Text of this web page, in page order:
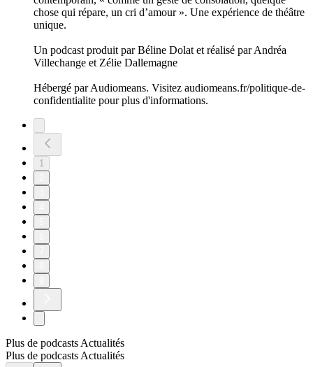
chose qui répare, un cri d’amour ». Une expérience de théâtre
unique.
Un podcast produit par Béline Dolat et réalisé par Andréa
Villechange et Zélie Dallemagne
Hébergé par Audiomeans. Visitez audiomeans.fr/politique-de-
confidentialite pour plus d'informations.
1
Plus de podcasts Actualités
Plus de podcasts Actualités